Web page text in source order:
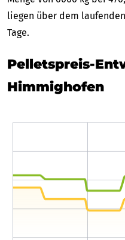
liegen über dem
Tage.
Pelletspreis-
Himmighofen